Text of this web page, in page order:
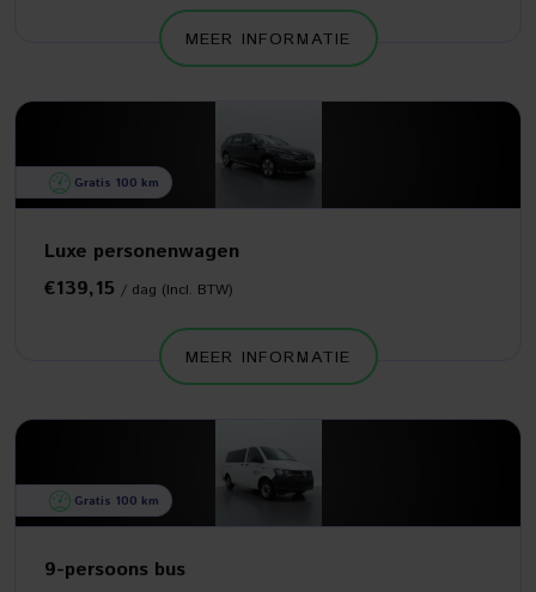
MEER INFORMATIE
Gratis 100 km
Luxe personenwagen
€139,15 / dag (Incl. BTW)
MEER INFORMATIE
Gratis 100 km
9-persoons bus